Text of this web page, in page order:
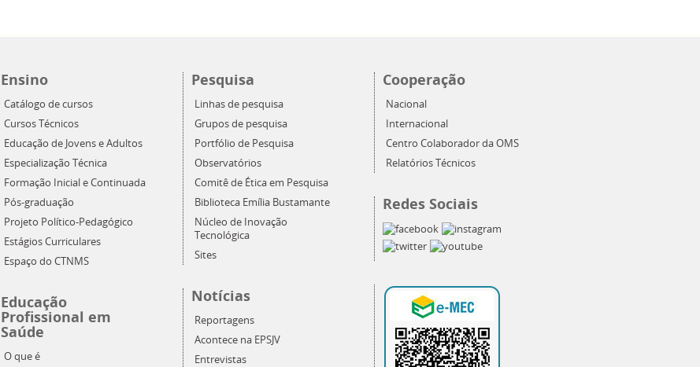
Ensino
Catálogo de cursos
Cursos Técnicos
Educação de Jovens e Adultos
Especialização Técnica
Formação Inicial e Continuada
Pós-graduação
Projeto Político-Pedagógico
Estágios Curriculares
Espaço do CTNMS
Educação
Profissional em
Saúde
O que é
Pesquisa
Linhas de pesquisa
Grupos de pesquisa
Portfólio de Pesquisa
Observatórios
Comitê de Ética em Pesquisa
Biblioteca Emília Bustamante
Núcleo de Inovação
Tecnológica
Sites
Notícias
Reportagens
Acontece na EPSJV
Entrevistas
Cooperação
Nacional
Internacional
Centro Colaborador da OMS
Relatórios Técnicos
Redes Sociais